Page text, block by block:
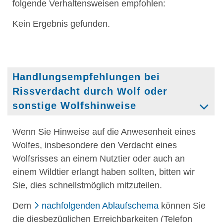
folgende Verhaltensweisen empfohlen:
Kein Ergebnis gefunden.
Handlungsempfehlungen bei
Rissverdacht durch Wolf oder
sonstige Wolfshinweise
Wenn Sie Hinweise auf die Anwesenheit eines
Wolfes, insbesondere den Verdacht eines
Wolfsrisses an einem Nutztier oder auch an
einem Wildtier erlangt haben sollten, bitten wir
Sie, dies schnellstmöglich mitzuteilen.
Dem nachfolgenden Ablaufschema können Sie
die diesbezüglichen Erreichbarkeiten (Telefon